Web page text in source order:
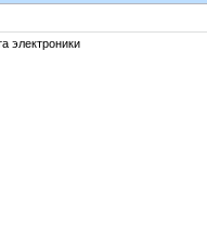
электроники